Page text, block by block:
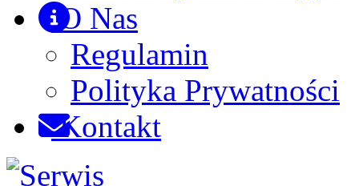
O Nas
Regulamin
Polityka Prywatności
Kontakt